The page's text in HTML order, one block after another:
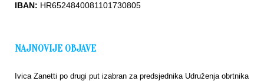
IBAN: HR6524840081101730805
NAJNOVIJE OBJAVE
Ivica Zanetti po drugi put izabran za predsjednika Udruženja obrtnika